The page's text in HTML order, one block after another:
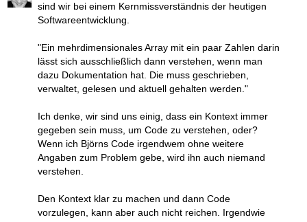
sind wir bei einem Kernmissverständnis der heutigen
Softwareentwicklung.
"Ein mehrdimensionales Array mit ein paar Zahlen darin
lässt sich ausschließlich dann verstehen, wenn man
dazu Dokumentation hat. Die muss geschrieben,
verwaltet, gelesen und aktuell gehalten werden."
Ich denke, wir sind uns einig, dass ein Kontext immer
gegeben sein muss, um Code zu verstehen, oder?
Wenn ich Björns Code irgendwem ohne weitere
Angaben zum Problem gebe, wird ihn auch niemand
verstehen.
Den Kontext klar zu machen und dann Code
vorzulegen, kann aber auch nicht reichen. Irgendwie